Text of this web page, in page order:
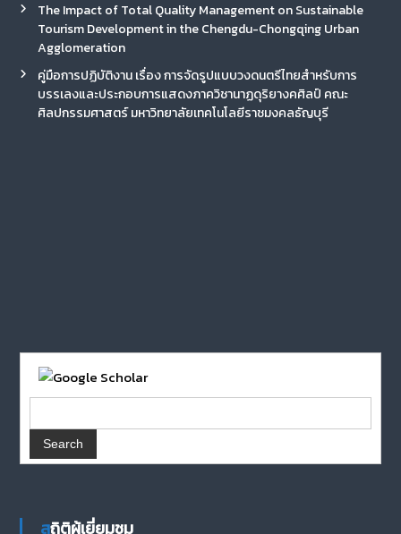
The Impact of Total Quality Management on Sustainable
Tourism Development in the Chengdu-Chongqing Urban
Agglomeration
คู่มือการปฏิบัติงาน เรื่อง การจัดรูปแบบวงดนตรีไทยสำหรับการ
บรรเลงและประกอบการแสดงภาควิชานาฏดุริยางคศิลป์ คณะ
ศิลปกรรมศาสตร์ มหาวิทยาลัยเทคโนโลยีราชมงคลธัญบุรี
สถิติผู้เยี่ยมชม